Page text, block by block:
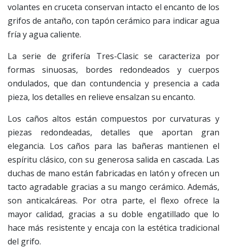
volantes en cruceta conservan intacto el encanto de los
grifos de antaño, con tapón cerámico para indicar agua
fría y agua caliente.
La serie de grifería Tres-Clasic se caracteriza por
formas sinuosas, bordes redondeados y cuerpos
ondulados, que dan contundencia y presencia a cada
pieza, los detalles en relieve ensalzan su encanto.
Los caños altos están compuestos por curvaturas y
piezas redondeadas, detalles que aportan gran
elegancia. Los caños para las bañeras mantienen el
espíritu clásico, con su generosa salida en cascada. Las
duchas de mano están fabricadas en latón y ofrecen un
tacto agradable gracias a su mango cerámico. Además,
son anticalcáreas. Por otra parte, el flexo ofrece la
mayor calidad, gracias a su doble engatillado que lo
hace más resistente y encaja con la estética tradicional
del grifo.